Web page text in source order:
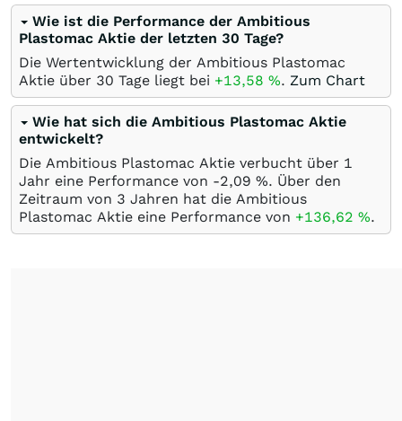
Wie ist die Performance der Ambitious
Plastomac Aktie der letzten 30 Tage?
Die Wertentwicklung der Ambitious Plastomac
Aktie über 30 Tage liegt bei +13,58 %. Zum Chart
Wie hat sich die Ambitious Plastomac Aktie
entwickelt?
Die Ambitious Plastomac Aktie verbucht über 1
Jahr eine Performance von -2,09 %. Über den
Zeitraum von 3 Jahren hat die Ambitious
Plastomac Aktie eine Performance von +136,62 %.